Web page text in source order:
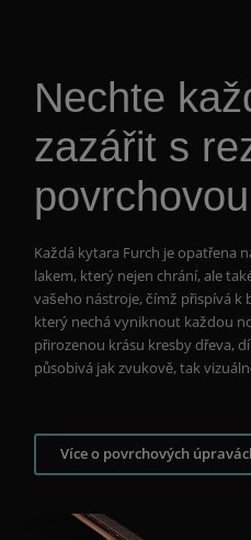
Nechte
zazářit s
Každá kytara Furch je opatřena
lakem, který nejen chrání, ale
vašeho nástroje, čímž přispívá
který nechá vyniknout každou
přirozenou krásu kresby dřeva,
působivá jak zvukově, tak
Více o povrchových